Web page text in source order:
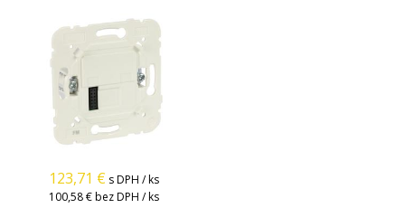
123,71 € s DPH / ks
100,58 € bez DPH / ks